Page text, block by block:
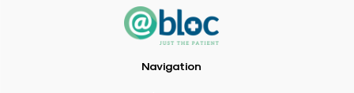
Navigation